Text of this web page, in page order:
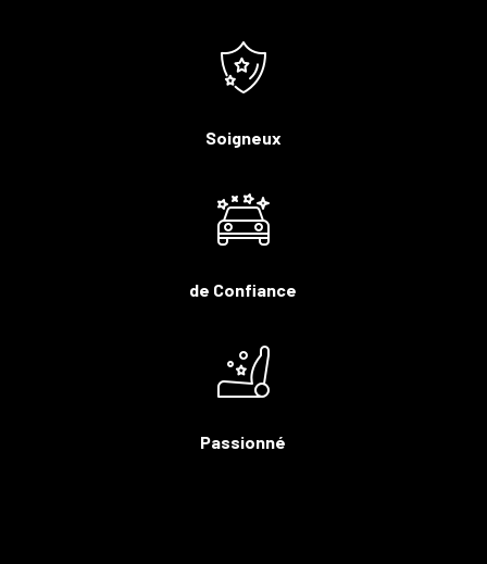
Soigneux
de Confiance
Passionné